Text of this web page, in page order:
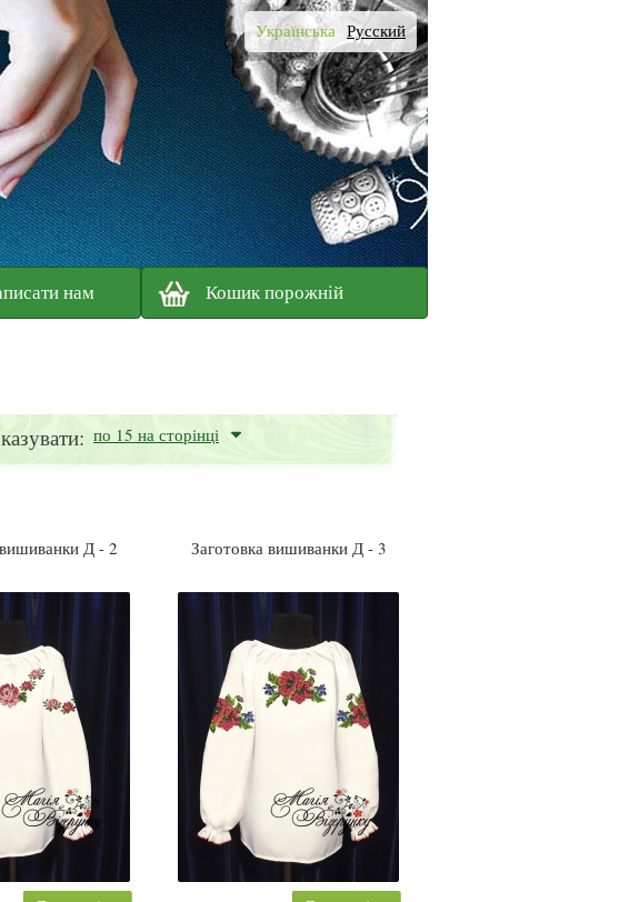
Українська Русский
нам Кошик порожній
по 15 на сторінці
Д - 2 Заготовка вишиванки Д - 3